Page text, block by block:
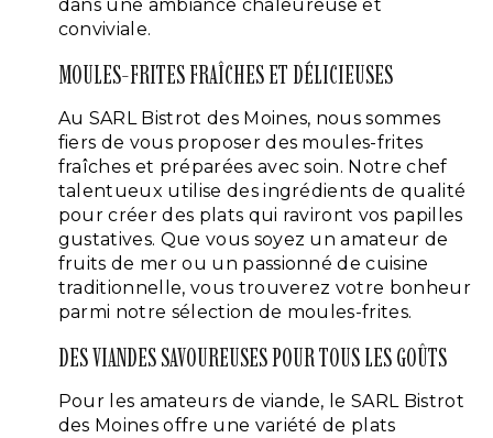
dans une ambiance chaleureuse et
conviviale.
MOULES-FRITES FRAÎCHES ET DÉLICIEUSES
Au SARL Bistrot des Moines, nous sommes
fiers de vous proposer des moules-frites
fraîches et préparées avec soin. Notre chef
talentueux utilise des ingrédients de qualité
pour créer des plats qui raviront vos papilles
gustatives. Que vous soyez un amateur de
fruits de mer ou un passionné de cuisine
traditionnelle, vous trouverez votre bonheur
parmi notre sélection de moules-frites.
DES VIANDES SAVOUREUSES POUR TOUS LES GOÛTS
Pour les amateurs de viande, le SARL Bistrot
des Moines offre une variété de plats